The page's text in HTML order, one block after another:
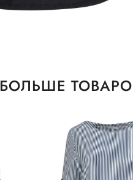
БОЛЬШЕ